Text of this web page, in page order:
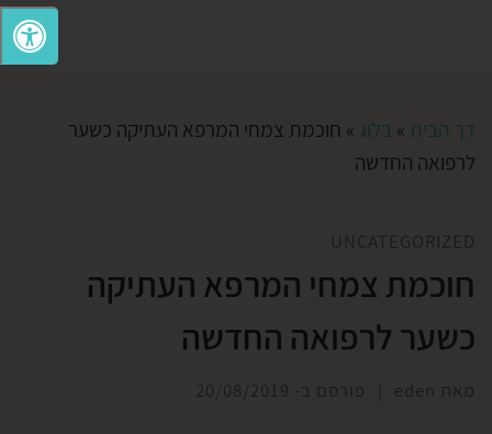
דך הבית » בלוג » חוכמת צמחי המרפא העתיקה כשער
לרפואה החדשה
UNCATEGORIZED
חוכמת צמחי המרפא העתיקה
כשער לרפואה החדשה
מאת eden פורסם ב- 20/08/2019